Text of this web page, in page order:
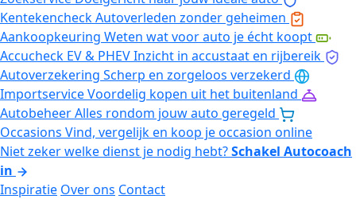
KentekencheckAutoverleden zonder geheimen
Aankoopkeuring Weten wat voor auto je écht koopt
Accucheck EV & PHEVInzicht in accustaat en rijbereik
Autoverzekering Scherp en zorgeloos verzekerd
ImportserviceVoordelig kopen uit het buitenland
AutobeheerAlles rondom jouw auto geregeld
Occasions Vind, vergelijk en koop je occasion online
Niet zeker welke dienst je nodig hebt?Schakel Autocoach
in
Inspiratie Over ons Contact